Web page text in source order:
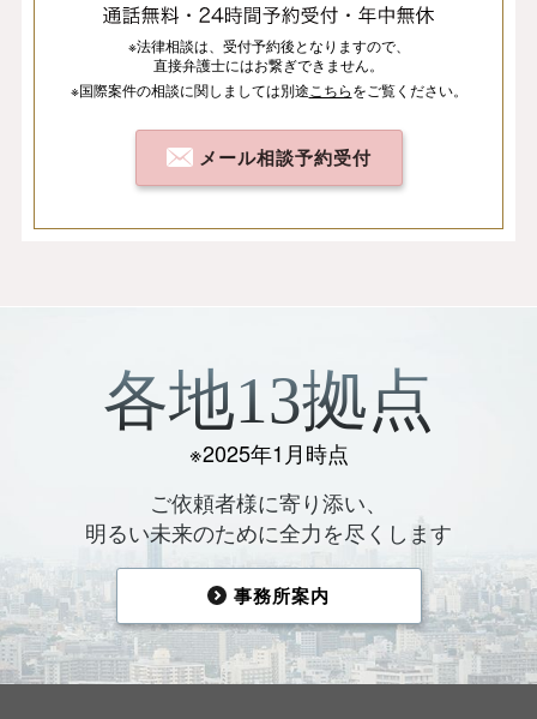
※法律相談は、 受付予約後となりますので、
直接弁護士にはお繋ぎできません。
※国際案件の相談に関しましては別途 こちらをご覧ください。
メール相談予約受付
各地13拠点
※2025年1月時点
ご依頼者様に寄り添い、
明るい未来のために全力を尽くします
事務所案内